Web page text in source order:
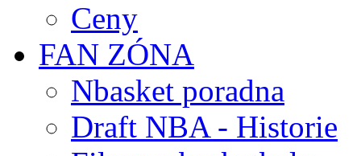
Ceny
FAN ZÓNA
Nbasket poradna
Draft NBA - Historie